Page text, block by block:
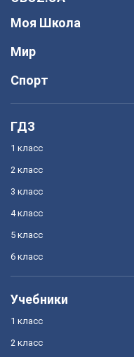
Моя Школа
Мир
Спорт
ГДЗ
1 класс
2 класс
3 класс
4 класс
5 класс
6 класс
Учебники
1 класс
2 класс